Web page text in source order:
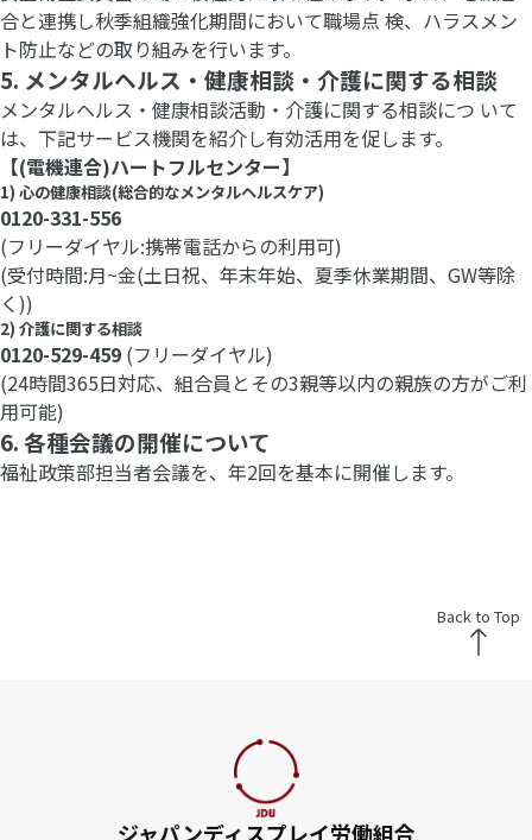
合と連携し秋季組織強化期間において職場点 検、ハラスメン
ト防止などの取り組みを行います。
5. メンタルヘルス・健康相談・介護に関する相談
メンタルヘルス・健康相談活動・介護に関する相談につ いて
は、下記サービス機関を紹介し有効活用を促します。
【(電機連合)ハートフルセンター】
1) 心の健康相談(総合的なメンタルヘルスケア)
0120-331-556
(フリーダイヤル:携帯電話からの利用可)
(受付時間:月~金(土日祝、年末年始、夏季休業期間、GW等除
く))
2) 介護に関する相談
0120-529-459 (フリーダイヤル)
(24時間365日対応、組合員とその3親等以内の親族の方がご利
用可能)
6. 各種会議の開催について
福祉政策部担当者会議を、年2回を基本に開催します。
Back to Top
ジャパンディスプレイ労働組合